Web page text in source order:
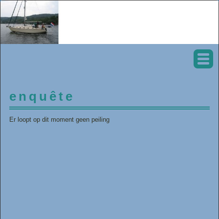
enquête
Er loopt op dit moment geen peiling